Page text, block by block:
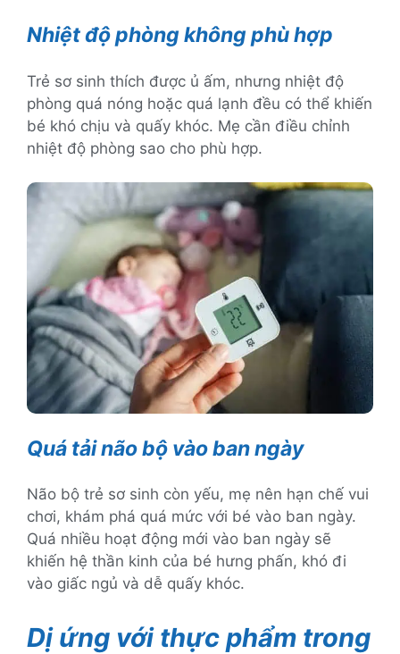
Nhiệt độ phòng không phù hợp
Trẻ sơ sinh thích được ủ ấm, nhưng nhiệt độ
phòng quá nóng hoặc quá lạnh đều có thể khiến
bé khó chịu và quấy khóc. Mẹ cần điều chỉnh
nhiệt độ phòng sao cho phù hợp.
Quá tải não bộ vào ban ngày
Não bộ trẻ sơ sinh còn yếu, mẹ nên hạn chế vui
chơi, khám phá quá mức với bé vào ban ngày.
Quá nhiều hoạt động mới vào ban ngày sẽ
khiến hệ thần kinh của bé hưng phấn, khó đi
vào giấc ngủ và dễ quấy khóc.
Dị ứng với thực phẩm trong